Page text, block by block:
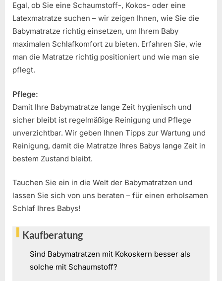
Egal, ob Sie eine Schaumstoff-, Kokos- oder eine
Latexmatratze suchen – wir zeigen Ihnen, wie Sie die
Babymatratze richtig einsetzen, um Ihrem Baby
maximalen Schlafkomfort zu bieten. Erfahren Sie, wie
man die Matratze richtig positioniert und wie man sie
pflegt.
Pflege:
Damit Ihre Babymatratze lange Zeit hygienisch und
sicher bleibt ist regelmäßige Reinigung und Pflege
unverzichtbar. Wir geben Ihnen Tipps zur Wartung und
Reinigung, damit die Matratze Ihres Babys lange Zeit in
bestem Zustand bleibt.
Tauchen Sie ein in die Welt der Babymatratzen und
lassen Sie sich von uns beraten – für einen erholsamen
Schlaf Ihres Babys!
Kaufberatung
Sind Babymatratzen mit Kokoskern besser als
solche mit Schaumstoff?